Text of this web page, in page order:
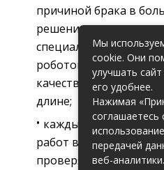
причиной брака в
решением может
специальных
роботов, которые
качественный и
длине;
каждый сварной шов
работ в
проверяться
Мы
cookie. Они
улучшать
его удобнее.
Нажимая
соглашаетесь
передачей
веб-